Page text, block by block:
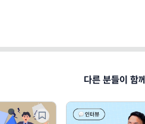
다른 분들이 함